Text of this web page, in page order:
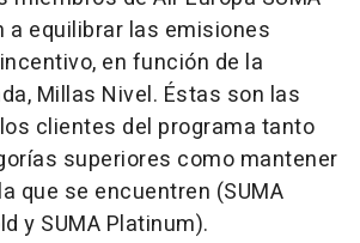
a equilibrar las emisiones
en función de la
Millas Nivel. Éstas son las
clientes del programa tanto
superiores como mantener
que se encuentren (SUMA
y SUMA Platinum).